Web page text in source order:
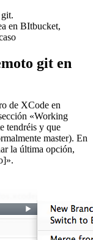
en BItbucket,
git en
de XCode en
«Working
tendréis y que
master). En
la última opción,